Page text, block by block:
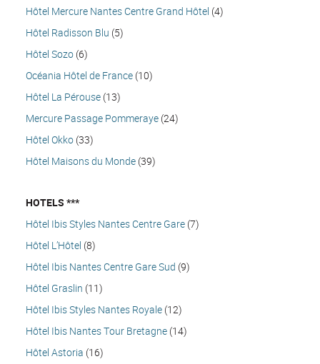
Hôtel Mercure Nantes Centre Grand Hôtel (4)
Hôtel Radisson Blu (5)
Hôtel Sozo (6)
Océania Hôtel de France (10)
Hôtel La Pérouse (13)
Mercure Passage Pommeraye (24)
Hôtel Okko (33)
Hôtel Maisons du Monde (39)
HOTELS ***
Hôtel Ibis Styles Nantes Centre Gare (7)
Hôtel L’Hôtel (8)
Hôtel Ibis Nantes Centre Gare Sud (9)
Hôtel Graslin (11)
Hôtel Ibis Styles Nantes Royale (12)
Hôtel Ibis Nantes Tour Bretagne (14)
Hôtel Astoria (16)